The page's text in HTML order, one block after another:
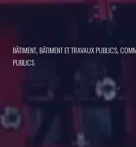
BÂTIMENT,BÂTIMENT ET TRAVAUX PUBLICS,
PUBLICS